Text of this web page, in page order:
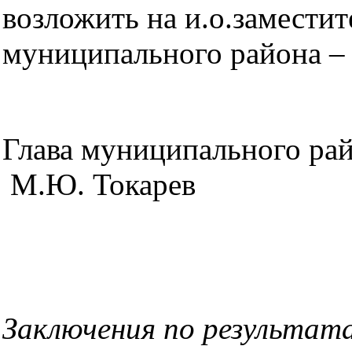
возложить на
муниципального района
Глава
М.Ю. Токарев
Заключения по